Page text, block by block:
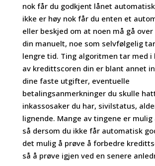
nok får du godkjent lånet
ikke er høy nok får du enten et
eller beskjed om at noen må gå over
din manuelt, noe som selvfølgelig
lengre tid. Ting algoritmen tar med i
av kredittscoren din er blant annet
dine faste utgifter, eventuelle
betalingsanmerkninger du skulle
inkassosaker du har, sivilstatus,
lignende. Mange av tingene er
så dersom du ikke får automatisk
det mulig å prøve å forbedre
så å prøve igjen ved en senere